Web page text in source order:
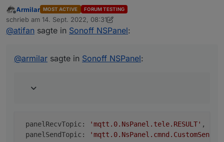
panelRecvTopic
Offline
Armilar MOST ACTIVE FORUM TESTING
schrieb am 14. Sept. 2022, 08:31
zuletzt editiert von Armilar
@atifan sagte in Sonoff NSPanel:
@armilar sagte in Sonoff NSPanel:
panelRecvTopic: 'mqtt.0.NsPanel.tele.RESULT'
panelSendTopic:
'mqtt.0.NsPanel.cmnd.CustomSend'